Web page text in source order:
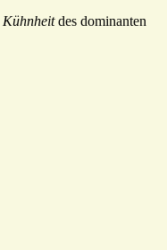
Kühnheitdes dominanten